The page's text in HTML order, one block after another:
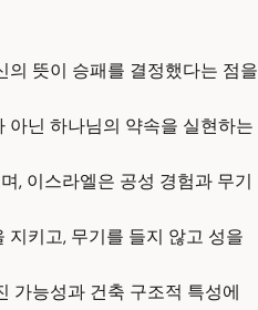
의 뜻이 승패를 결정했다는 점을
아닌 하나님의 약속을 실현하는
, 이스라엘은 공성 경험과 무기
키고, 무기를 들지 않고 성을
가능성과 건축 구조적 특성에